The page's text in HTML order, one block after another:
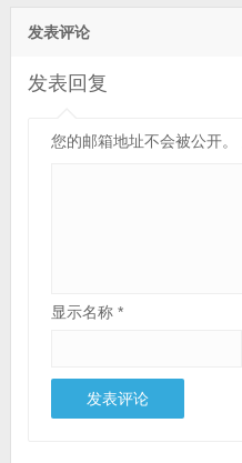
发表评论
发表回复
您的邮箱地址不会被公开。
显示名称 *